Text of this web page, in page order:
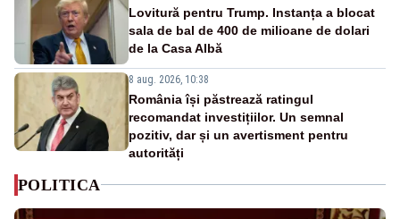
Lovitură pentru Trump. Instanța a blocat
sala de bal de 400 de milioane de dolari
de la Casa Albă
8 aug. 2026, 10:38
România își păstrează ratingul
recomandat investițiilor. Un semnal
pozitiv, dar și un avertisment pentru
autorități
POLITICA